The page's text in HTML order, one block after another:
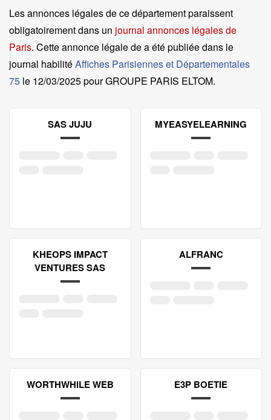
Les annonces légales de ce département paraissent
obligatoirement dans un journal annonces légales de
Paris. Cette annonce légale de a été publiée dans le
journal habilitéAffiches Parisiennes et Départementales
75 le 12/03/2025 pour GROUPE PARIS ELTOM.
SAS JUJU MYEASYELEARNING
KHEOPS IMPACT
VENTURES SAS
ALFRANC
WORTHWHILE WEB E3P BOETIE